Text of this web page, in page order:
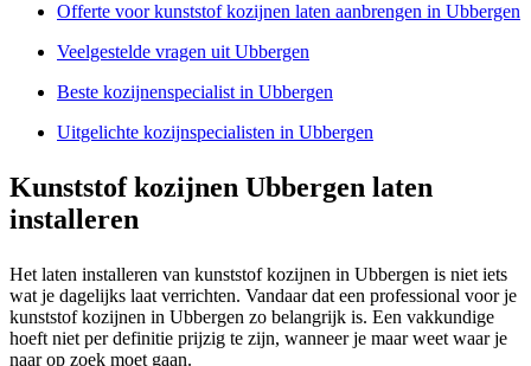
Offerte voor kunststof kozijnen laten aanbrengen in Ubbergen
Veelgestelde vragen uit Ubbergen
Beste kozijnenspecialist in Ubbergen
Uitgelichte kozijnspecialisten in Ubbergen
Kunststof kozijnen Ubbergen laten
installeren
Het laten installeren van kunststof kozijnen in Ubbergen is niet iets
wat je dagelijks laat verrichten. Vandaar dat een professional voor je
kunststof kozijnen in Ubbergen zo belangrijk is. Een vakkundige
hoeft niet per definitie prijzig te zijn, wanneer je maar weet waar je
naar op zoek moet gaan.